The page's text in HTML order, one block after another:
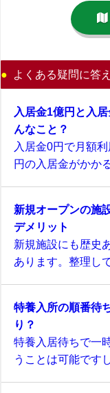
よくある疑問に答
入居金1億円と入
んなこと？
入居金0円で月額
円の入居金がかか
新規オープンの施
デメリット
新規施設にも歴史
あります。整理し
特養入所の順番待
り？
特養入居待ちで一
うことは可能です